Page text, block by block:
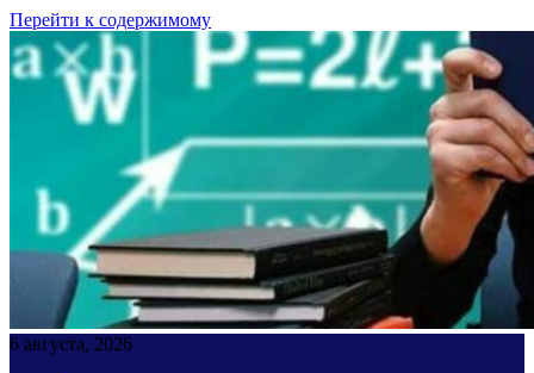
Перейти к содержимому
6 августа, 2026